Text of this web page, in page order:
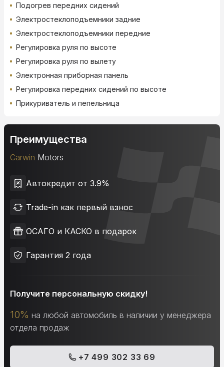
Подогрев передних сидений
Электростеклоподъемники задние
Электростеклоподъемники передние
Регулировка руля по высоте
Регулировка руля по вылету
Электронная приборная панель
Регулировка передних сидений по высоте
Прикуриватель и пепельница
Преимущества
Carwin Motors
Автокредит от 3.9%
Trade-in как первый взнос
ОСАГО и КАСКО в подарок
Гарантия 2 года
Получите персональную скидку!
10% на любой автомобиль в наличии у менеджера
отдела продаж
+7 499 302 33 69